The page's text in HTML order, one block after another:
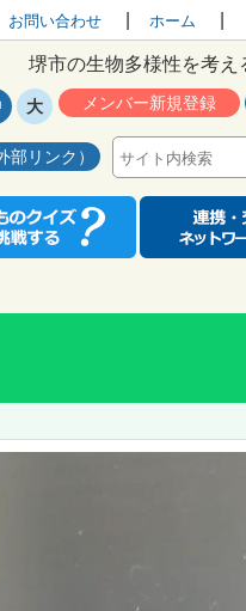
お問い合わせ ホーム
堺市の生物多様性を考え
部リンク）
メンバー新規登録
大